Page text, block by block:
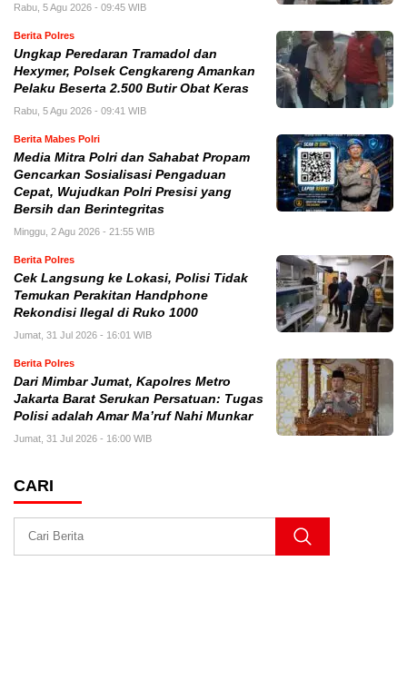
Rabu, 5 Agu 2026 - 09:45 WIB
Berita Polres
Ungkap Peredaran Tramadol dan
Hexymer, Polsek Cengkareng Amankan
Pelaku Beserta 2.500 Butir Obat Keras
Rabu, 5 Agu 2026 - 09:41 WIB
Berita Mabes Polri
Media Mitra Polri dan Sahabat Propam
Gencarkan Sosialisasi Pengaduan
Cepat, Wujudkan Polri Presisi yang
Bersih dan Berintegritas
Minggu, 2 Agu 2026 - 21:55 WIB
Berita Polres
Cek Langsung ke Lokasi, Polisi Tidak
Temukan Perakitan Handphone
Rekondisi Ilegal di Ruko 1000
Jumat, 31 Jul 2026 - 16:01 WIB
Berita Polres
Dari Mimbar Jumat, Kapolres Metro
Jakarta Barat Serukan Persatuan: Tugas
Polisi adalah Amar Ma’ruf Nahi Munkar
Jumat, 31 Jul 2026 - 16:00 WIB
CARI